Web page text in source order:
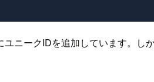
ニークIDを追加しています。